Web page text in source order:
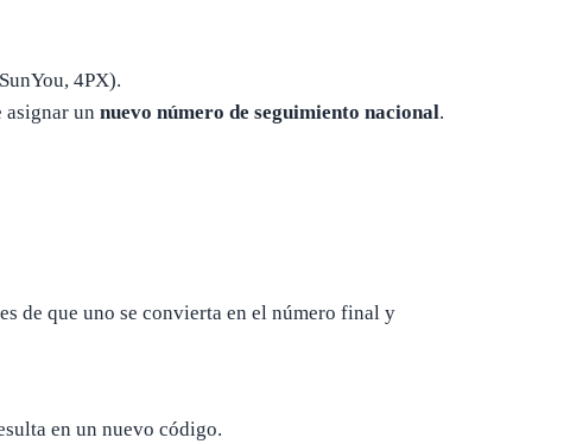
4PX).
asignar unnuevo número de seguimiento nacional.
de que uno se convierta en el número final y
en un nuevo código.